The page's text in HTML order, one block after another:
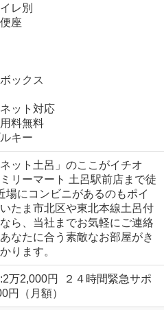
レ別
座
ックス
ット対応
料無料
キー
ネット土呂」のここがイチオ
リーマート 土呂駅前店まで徒
場にコンビニがあるのもポイ
たま市北区や東北本線土呂付
ら、当社までお気軽にご連絡
なたに合う素敵なお部屋がき
ります。
万2,000円 ２４時間緊急サポ
円（月額）